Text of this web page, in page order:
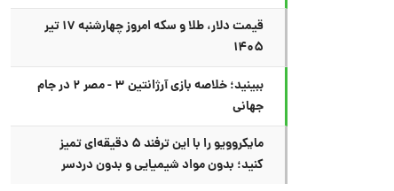
قیمت دلار، طلا و سکه امروز چهارشنبه ۱۷ تیر
۱۴۰۵
ببینید؛ خلاصه بازی آرژانتین ۳ - مصر ۲ در جام
جهانی
مایکروویو را با این ترفند ۵ دقیقه‌ای تمیز
کنید؛ بدون مواد شیمیایی و بدون دردسر